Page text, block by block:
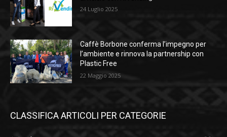
24 Luglio 2025
Caffè Borbone conferma l’impegno per
l’ambiente e rinnova la partnership con
Plastic Free
22 Maggio 2025
CLASSIFICA ARTICOLI PER CATEGORIE